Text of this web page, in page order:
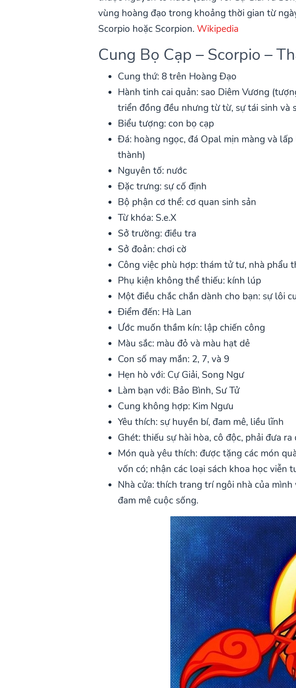
vùng hoàng đạo trong khoảng thời gian từ
Scorpio hoặc Scorpion.Wikipedia
Cung Bọ Cạp – Scorpio –
Cung thứ: 8 trên Hoàng Đạo
Hành tinh cai quản: sao Diêm Vương
triển đồng đều nhưng từ từ, sự tái sinh và
Biểu tượng: con bọ cạp
Đá: hoàng ngọc, đá Opal mịn màng và
thành)
Nguyên tố: nước
Đặc trưng: sự cố định
Bộ phận cơ thể: cơ quan sinh sản
Từ khóa: S.e.X
Sở trường: điều tra
Sở đoản: chơi cờ
Công việc phù hợp: thám tử tư, nhà phẩu
Phụ kiện không thể thiếu: kính lúp
Một điều chắc chắn dành cho bạn: sự lôi
Điểm đến: Hà Lan
Ước muốn thầm kín: lập chiến công
Màu sắc: màu đỏ và màu hạt dẻ
Con số may mắn: 2, 7, và 9
Hẹn hò với: Cự Giải, Song Ngư
Làm bạn với: Bảo Bình, Sư Tử
Cung không hợp: Kim Ngưu
Yêu thích: sự huyền bí, đam mê, liều lĩnh
Ghét: thiếu sự hài hòa, cô độc, phải đưa
Món quà yêu thích: được tặng các món
vốn có; nhận các loại sách khoa học
Nhà cửa: thích trang trí ngôi nhà của
đam mê cuộc sống.